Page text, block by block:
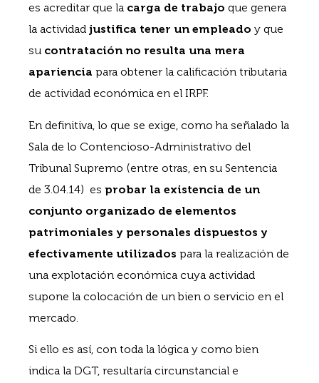
es acreditar que la carga de trabajo que genera
la actividad justifica tener un empleado y que
su contratación no resulta una mera
apariencia para obtener la calificación tributaria
de actividad económica en el IRPF.
En definitiva, lo que se exige, como ha señalado la
Sala de lo Contencioso-Administrativo del
Tribunal Supremo (entre otras, en su Sentencia
de 3.04.14) es probar la existencia de un
conjunto organizado de elementos
patrimoniales y personales dispuestos y
efectivamente utilizados para la realización de
una explotación económica cuya actividad
supone la colocación de un bien o servicio en el
mercado.
Si ello es así, con toda la lógica y como bien
indica la DGT, resultaría circunstancial e